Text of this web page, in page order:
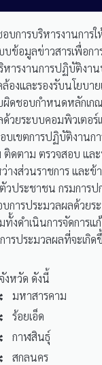
การบริหารงานการ
อมูลข่าวสารเพื่อกา
ารงานการปฏิบัติงา
งและรองรับนโยบา
ชอบกำหนดหลักเก
วยระบบคอมพิวเตอ
เขตการปฏิบัติงาน
ดตาม ตรวจสอบ แล
ส่วนราชการ และข้า
ประชาชน กรมการ
การประมวลผลด้วย
ดำเนินการจัดการ
ารประมวลผลที่จะเกิ
งหวัด ดังนี้
มหาสารคาม
ร้อยเอ็ด
กาฬสินธุ์
สกลนคร